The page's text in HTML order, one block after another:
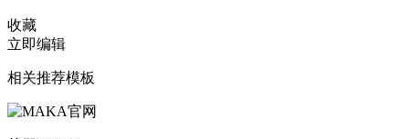
收藏
立即编辑
相关推荐模板